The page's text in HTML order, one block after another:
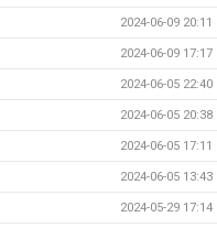
2024-06-09 20:11
2024-06-09 17:17
2024-06-05 22:40
2024-06-05 20:38
2024-06-05 17:11
2024-06-05 13:43
2024-05-29 17:14